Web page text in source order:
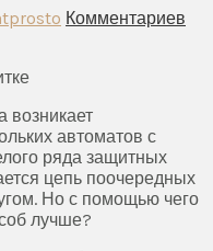
Комментариев
возникает
автоматов с
ряда защитных
цепь поочередных
Но с помощью чего
лучше?